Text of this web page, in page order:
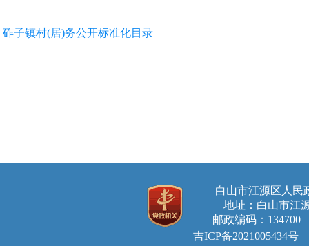
砟子镇村(居)务公开标准化目录
白山市江源区人
地址：白山市江
邮政编码：134700
吉ICP备2021005434号